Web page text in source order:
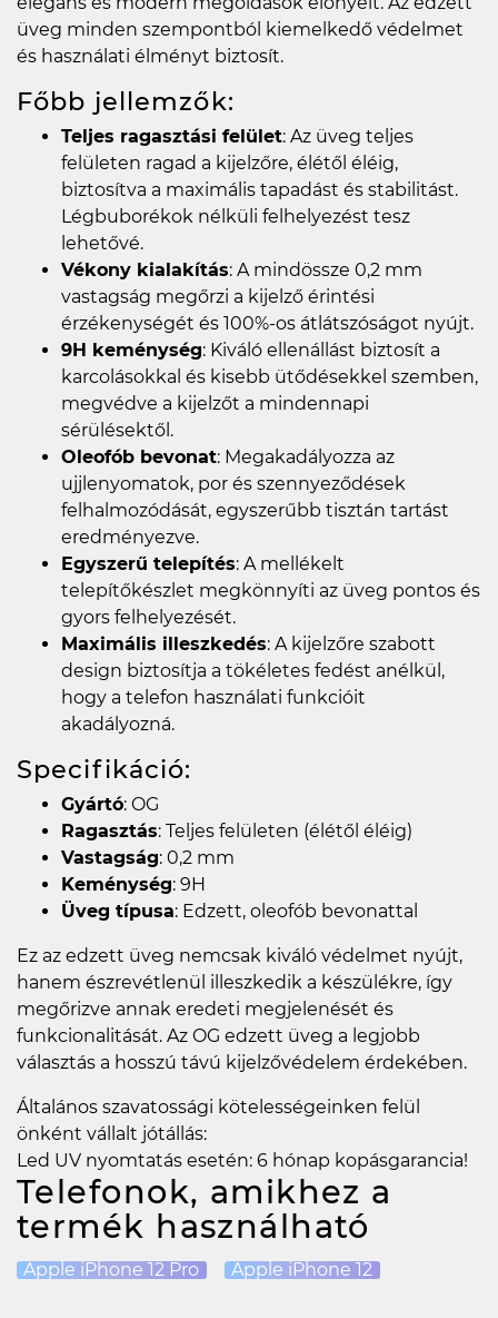
üveg minden szempontból kiemelkedő védelmet
és használati élményt biztosít.
Főbb jellemzők:
Teljes ragasztási felület: Az üveg teljes
felületen ragad a kijelzőre, élétől éléig,
biztosítva a maximális tapadást és stabilitást.
Légbuborékok nélküli felhelyezést tesz
lehetővé.
Vékony kialakítás: A mindössze 0,2 mm
vastagság megőrzi a kijelző érintési
érzékenységét és 100%-os átlátszóságot nyújt.
9H keménység: Kiváló ellenállást biztosít a
karcolásokkal és kisebb ütődésekkel szemben,
megvédve a kijelzőt a mindennapi
sérülésektől.
Oleofób bevonat: Megakadályozza az
ujjlenyomatok, por és szennyeződések
felhalmozódását, egyszerűbb tisztán tartást
eredményezve.
Egyszerű telepítés: A mellékelt
telepítőkészlet megkönnyíti az üveg pontos és
gyors felhelyezését.
Maximális illeszkedés: A kijelzőre szabott
design biztosítja a tökéletes fedést anélkül,
hogy a telefon használati funkcióit
akadályozná.
Specifikáció:
Gyártó: OG
Ragasztás: Teljes felületen (élétől éléig)
Vastagság: 0,2 mm
Keménység: 9H
Üveg típusa: Edzett, oleofób bevonattal
Ez az edzett üveg nemcsak kiváló védelmet nyújt,
hanem észrevétlenül illeszkedik a készülékre, így
megőrizve annak eredeti megjelenését és
funkcionalitását. Az OG edzett üveg a legjobb
választás a hosszú távú kijelzővédelem érdekében.
Általános szavatossági kötelességeinken felül
önként vállalt jótállás:
Led UV nyomtatás esetén: 6 hónap kopásgarancia!
Telefonok, amikhez a
termék használható
Apple iPhone 12 Pro Apple iPhone 12